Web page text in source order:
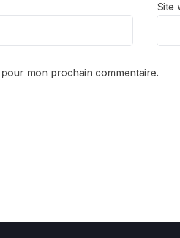
Site
mon prochain commentaire.